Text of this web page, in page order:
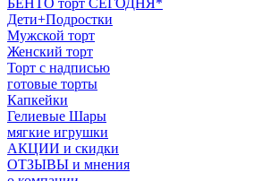
Дети+Подростки
Мужской торт
Женский торт
Торт с надписью
готовые торты
Капкейки
Гелиевые Шары
мягкие игрушки
АКЦИИ и скидки
ОТЗЫВЫ и мнения